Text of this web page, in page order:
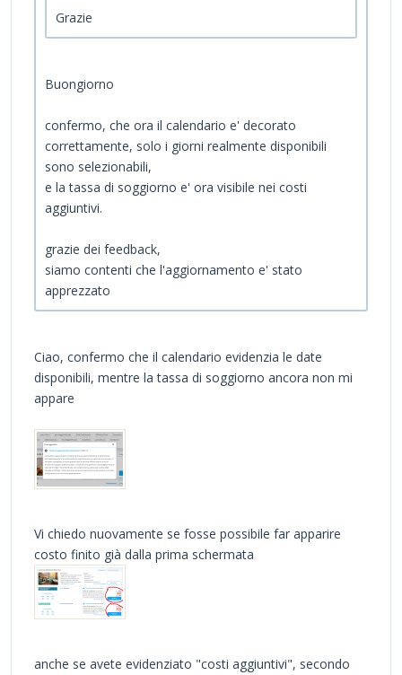
Grazie
Buongiorno
confermo, che ora il calendario e' decorato
correttamente, solo i giorni realmente disponibili
sono selezionabili,
e la tassa di soggiorno e' ora visibile nei costi
aggiuntivi.
grazie dei feedback,
siamo contenti che l'aggiornamento e' stato
apprezzato
Ciao, confermo che il calendario evidenzia le date
disponibili, mentre la tassa di soggiorno ancora non mi
appare
Vi chiedo nuovamente se fosse possibile far apparire
costo finito già dalla prima schermata
anche se avete evidenziato "costi aggiuntivi", secondo